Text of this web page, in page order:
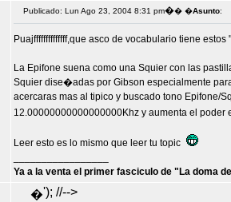
Publicado: Lun Ago 23, 2004 8:31 pm�� �Asunto:
Puajffffffffffffff,que asco de vocabulario tiene
La Epifone suena como una Squier con las
Squier dise�adas por Gibson especialmente
acercaras mas al tipico y buscado tono Epifone/
12.00000000000000000Khz y aumenta el
Leer esto es lo mismo que leer tu topic
Ya a la venta el primer fasciculo de "La doma
�'); //-->